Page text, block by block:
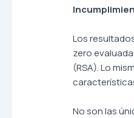
Los
zero
(RSA). Lo
No son las